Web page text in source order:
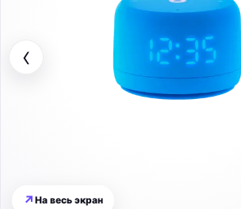
↗ На весь экран
‹